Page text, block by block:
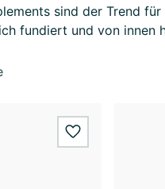
sind der Trend
fundiert und von innen
wishlist.add